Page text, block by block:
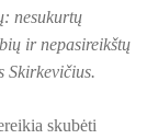
,,dygsta"
Vydūno suolelis
šviesos festivalio
nesukurtų
ir nepasireikštų
Skirkevičius.
skubėti